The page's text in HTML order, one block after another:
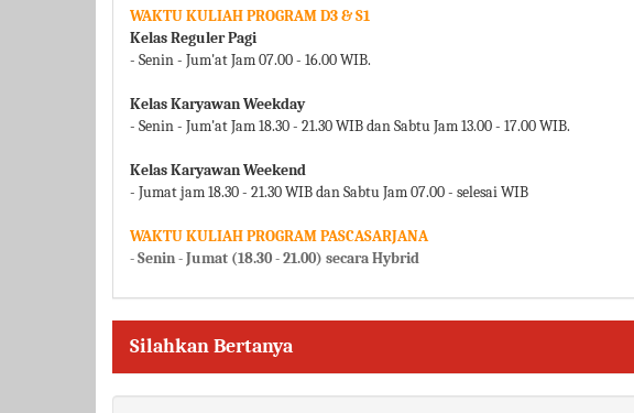
WAKTU KULIAH PROGRAM D3 & S1
Kelas Reguler Pagi
- Senin - Jum'at Jam 07.00 - 16.00 WIB.
Kelas Karyawan Weekday
- Senin - Jum'at Jam 18.30 - 21.30 WIB dan Sabtu Jam 13.00 - 17.00 WIB.
Kelas Karyawan Weekend
- Jumat jam 18.30 - 21.30 WIB dan Sabtu Jam 07.00 - selesai WIB
WAKTU KULIAH PROGRAM PASCASARJANA
- Senin - Jumat (18.30 - 21.00) secara Hybrid
Silahkan Bertanya